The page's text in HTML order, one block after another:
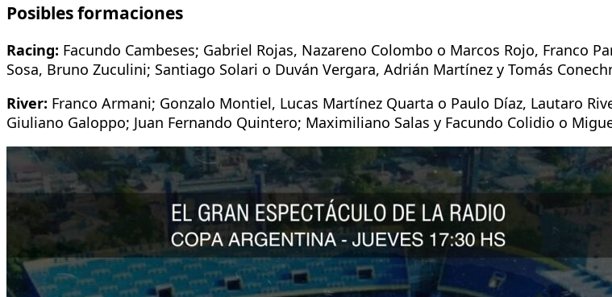
Posibles formaciones
Racing: Facundo Cambeses; Gabriel Rojas, Nazareno Colombo o Marcos Rojo, Franco
Sosa, Bruno Zuculini; Santiago Solari o Duván Vergara, Adrián Martínez y Tomás
River: Franco Armani; Gonzalo Montiel, Lucas Martínez Quarta o Paulo Díaz, Lautaro
Giuliano Galoppo; Juan Fernando Quintero; Maximiliano Salas y Facundo Colidio o